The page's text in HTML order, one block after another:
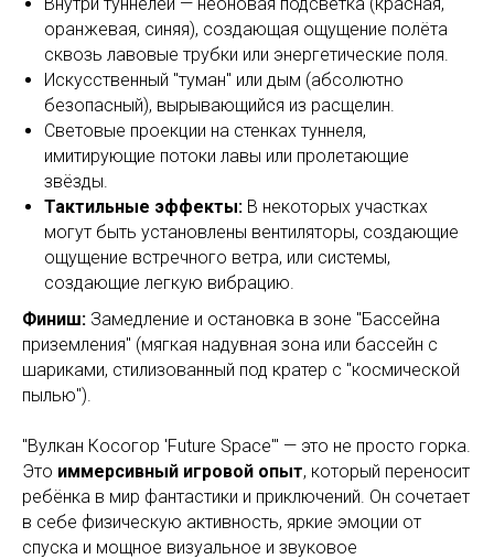
оранжевая, синяя), создающая ощущение полёта
сквозь лавовые трубки или энергетические поля.
Искусственный "туман" или дым (абсолютно
безопасный), вырывающийся из расщелин.
Световые проекции на стенках туннеля,
имитирующие потоки лавы или пролетающие
звёзды.
Тактильные эффекты: В некоторых участках
могут быть установлены вентиляторы, создающие
ощущение встречного ветра, или системы,
создающие легкую вибрацию.
Финиш: Замедление и остановка в зоне "Бассейна
приземления" (мягкая надувная зона или бассейн с
шариками, стилизованный под кратер с "космической
пылью").
"Вулкан Косогор 'Future Space'" — это не просто горка.
Это иммерсивный игровой опыт, который переносит
ребёнка в мир фантастики и приключений. Он сочетает
в себе физическую активность, яркие эмоции от
спуска и мощное визуальное и звуковое